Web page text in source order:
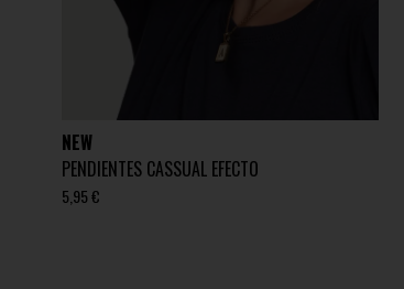
NEW
PENDIENTES CASSUAL EFECTO
5,95 €